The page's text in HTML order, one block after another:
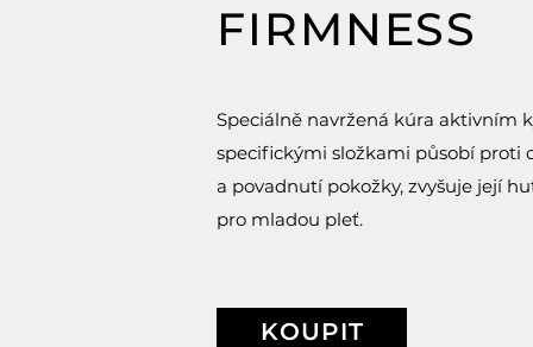
FIRMNESS
Speciálně navržená kúra aktivním
specifickými složkami působí proti
a povadnutí pokožky, zvyšuje její
pro mladou pleť.
KOUPIT